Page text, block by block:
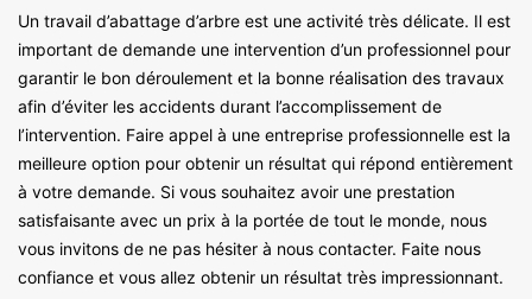
Un travail d’abattage d’arbre est une activité très délicate. Il est
important de demande une intervention d’un professionnel pour
garantir le bon déroulement et la bonne réalisation des travaux
afin d’éviter les accidents durant l’accomplissement de
l’intervention. Faire appel à une entreprise professionnelle est la
meilleure option pour obtenir un résultat qui répond entièrement
à votre demande. Si vous souhaitez avoir une prestation
satisfaisante avec un prix à la portée de tout le monde, nous
vous invitons de ne pas hésiter à nous contacter. Faite nous
confiance et vous allez obtenir un résultat très impressionnant.